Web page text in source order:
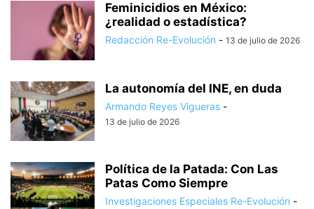
Feminicidios en México:
¿realidad o estadística?
Redacción Re-Evolución - 13 de julio de 2026
La autonomía del INE, en duda
Armando Reyes Vigueras -
13 de julio de 2026
Política de la Patada: Con Las
Patas Como Siempre
Investigaciones Especiales Re-Evolución -